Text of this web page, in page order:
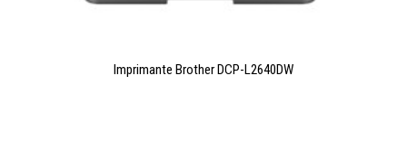
LIRE LA SUITE
Imprimante Brother DCP-L2640DW